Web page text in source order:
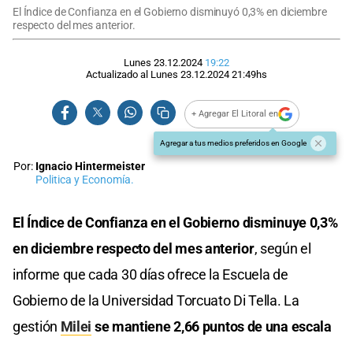
El Índice de Confianza en el Gobierno disminuyó 0,3% en diciembre
respecto del mes anterior.
Lunes 23.12.2024 19:22
Actualizado al Lunes 23.12.2024 21:49hs
+ Agregar El Litoral en
Agregar a tus medios preferidos en Google
Por: Ignacio Hintermeister
Politica y Economía.
El Índice de Confianza en el Gobierno disminuye 0,3%
en diciembre respecto del mes anterior, según el
informe que cada 30 días ofrece la Escuela de
Gobierno de la Universidad Torcuato Di Tella. La
gestión Milei se mantiene 2,66 puntos de una escala